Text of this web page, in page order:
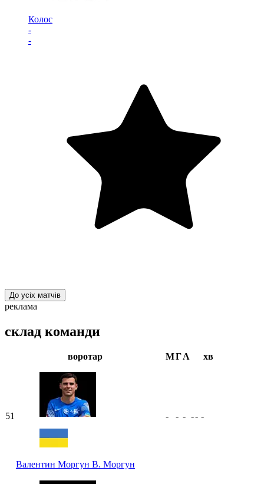
Колос
-
-
До усіх матчів
реклама
склад команди
воротар МГА хв
51
Валентин Моргун В. Моргун
- - - -- -